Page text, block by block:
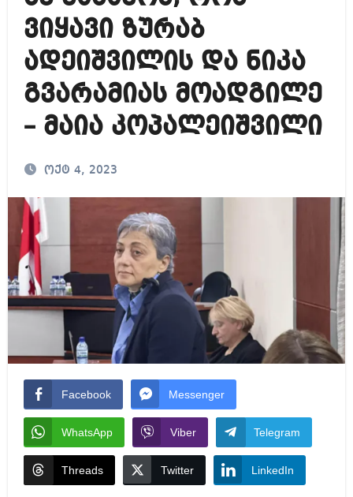
ვიყავი ზურაბ
ადეიშვილის და ნიკა
გვარამიას მოადგილე
– მაია კოპალეიშვილი
ოქტ 4, 2023
Facebook Messenger
WhatsApp Viber Telegram
Threads Twitter LinkedIn